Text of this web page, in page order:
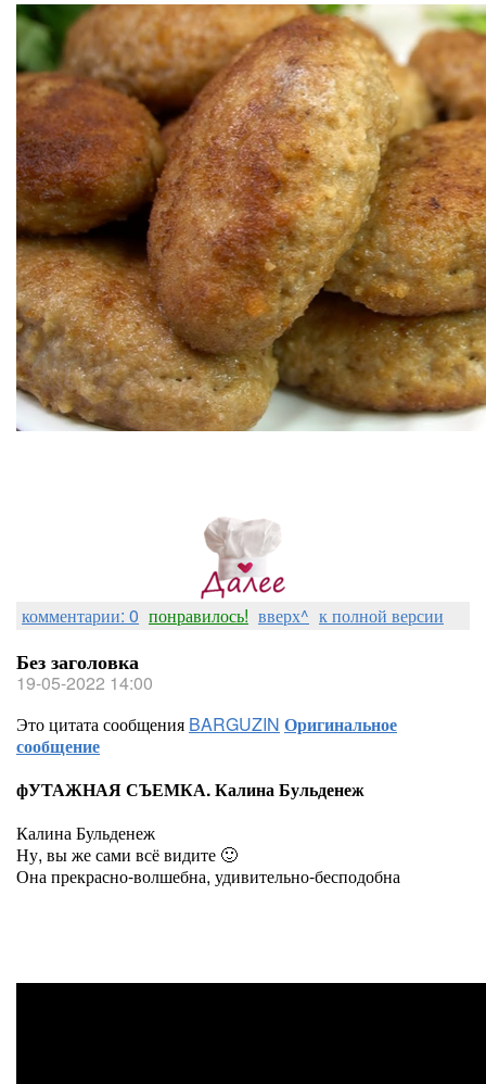
комментарии: 0 понравилось! вверх^ к полной версии
Без заголовка
19-05-2022 14:00
Это цитата сообщения BARGUZIN Оригинальное
сообщение
фУТАЖНАЯ СЪЕМКА. Калина Бульденеж
Калина Бульденеж
Ну, вы же сами всё видите 🙂
Она прекрасно-волшебна, удивительно-бесподобна